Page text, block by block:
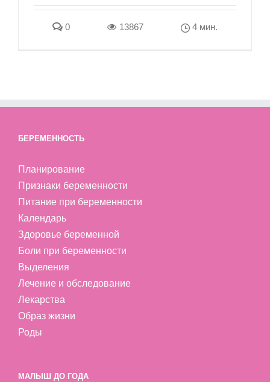
0 13867 4 мин.
БЕРЕМЕННОСТЬ
Планирование
Признаки беременности
Питание при беременности
Календарь
Здоровье беременной
Боли при беременности
Выделения
Лечение и обследование
Лекарства
Образ жизни
Роды
МАЛЫШ ДО ГОДА